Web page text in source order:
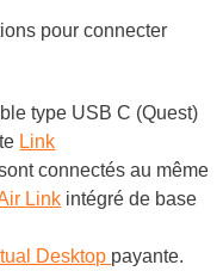
pour connecter
type USB C (Quest)
Link
connectés au même
Link intégré de base
Desktop payante.